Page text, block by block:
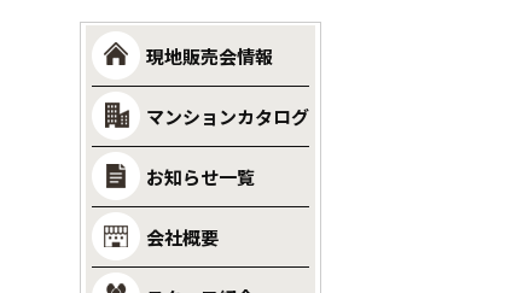
現地販売会情報
マンションカタログ
お知らせ一覧
会社概要